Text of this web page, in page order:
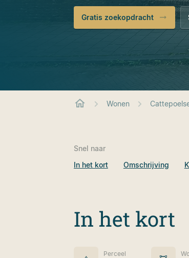
Gratis zoekopdracht
Wonen
Snel naar
In het kort
Omschrijving
In het kort
Perceel